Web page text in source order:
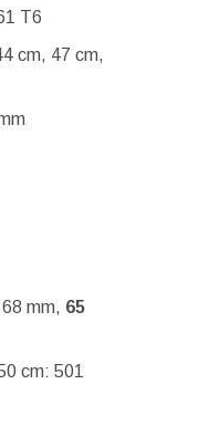
T6
cm, 47 cm,
mm, 65
cm: 501